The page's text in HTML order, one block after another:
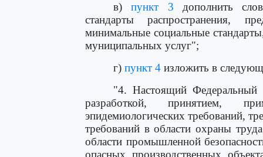
в)пункт 3 дополнить
стандарты распространения,
минимальные социальные
муниципальных услуг";
г) пункт 4 изложить в
"4. Настоящий Федеральный
разработкой, принятием,
эпидемиологических требований,
требований в области охраны
области промышленной
опасных производственных